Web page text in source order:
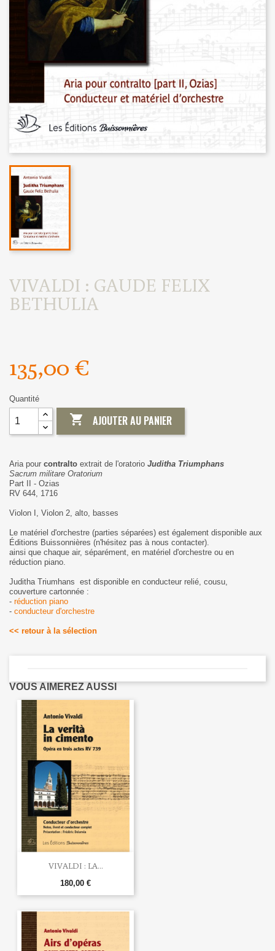
VIVALDI : GAUDE FELIX
BETHULIA
135,00 €
Quantité
 AJOUTER AU PANIER
Aria pour contralto extrait de l'oratorio Juditha Triumphans
Sacrum militare Oratorium
Part II - Ozias
RV 644, 1716
Violon I, Violon 2, alto, basses
Le matériel d'orchestre (parties séparées) est également disponible aux
Éditions Buissonnières (n'hésitez pas à nous contacter).
ainsi que chaque air, séparément, en matériel d'orchestre ou en
réduction piano.
Juditha Triumhans est disponible en conducteur relié, cousu,
couverture cartonnée :
- réduction piano
- conducteur d'orchestre
<< retour à la sélection
VOUS AIMEREZ AUSSI
VIVALDI : LA...
180,00 €